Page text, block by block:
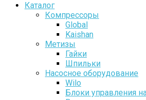
Каталог
Компрессоры
Global
Kaishan
Метизы
Гайки
Шпильки
Насосное оборудование
Wilo
Блоки управления